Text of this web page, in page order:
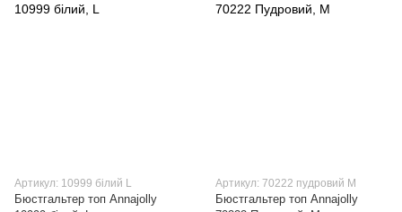
Артикул: 10999 білий L
Бюстгальтер топ Annajolly
Артикул: 70222 пудровий M
Бюстгальтер топ Annajolly